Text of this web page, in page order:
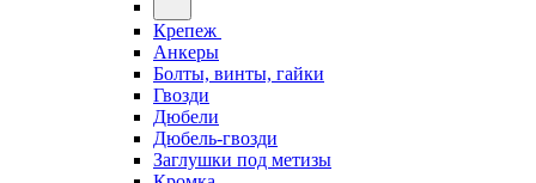
Крепеж
Анкеры
Болты, винты, гайки
Гвозди
Дюбели
Дюбель-гвозди
Заглушки под метизы